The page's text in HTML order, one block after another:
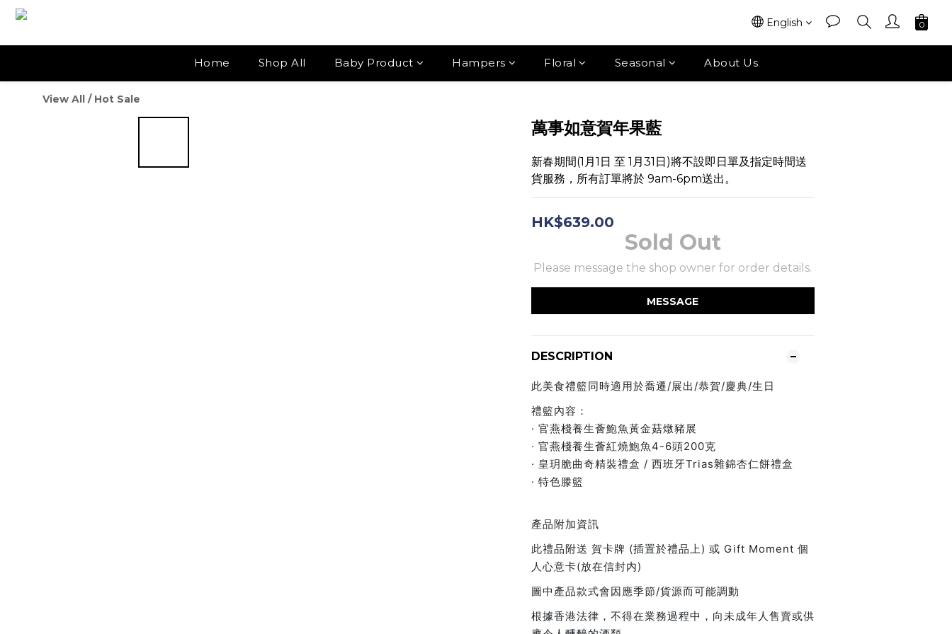
English
Home Shop All Baby Product Hampers Floral Seasonal About Us
View All / Hot Sale
萬事如意賀年果藍
新春期間(1月1日 至 1月31日)將不設即日單及指定時間送
貨服務，所有訂單將於 9am-6pm送出。
HK$639.00
Sold Out
Please message the shop owner for order details.
MESSAGE
DESCRIPTION
此美食禮籃同時適用於喬遷/展出/恭賀/慶典/生日
禮籃內容：
· 官燕棧養生薈鮑魚黃金菇燉豬展
· 官燕棧養生薈紅燒鮑魚4-6頭200克
· 皇玥脆曲奇精裝禮盒 / 西班牙Trias雜錦杏仁餅禮盒
· 特色滕籃
產品附加資訊
此禮品附送 賀卡牌 (插置於禮品上) 或 Gift Moment 個
人心意卡(放在信封内)
圖中產品款式會因應季節/貨源而可能調動
根據香港法律，不得在業務過程中，向未成年人售賣或供